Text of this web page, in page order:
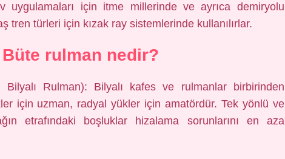
uygulamaları için itme millerinde ve ayrıca demiryolu
tren türleri için kızak ray sistemlerinde kullanılırlar.
Büte rulman nedir?
Rulman): Bilyalı kafes ve rulmanlar birbirinden
için uzman, radyal yükler için amatördür. Tek yönlü ve
etrafındaki boşluklar hizalama sorunlarını en aza